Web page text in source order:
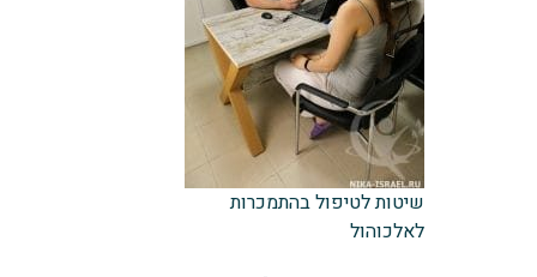
שיטות לטיפול בהתמכרות
לאלכוהול